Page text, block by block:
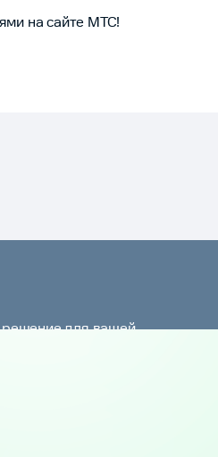
на сайте МТС!
решение для вашей